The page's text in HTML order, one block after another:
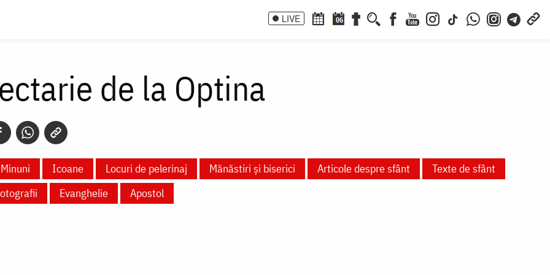
LIVE 06
de la Optina
Minuni Icoane Locuri de pelerinaj Mănăstiri și biserici Articole despre sfânt
Texte de sfânt
Evanghelie Apostol